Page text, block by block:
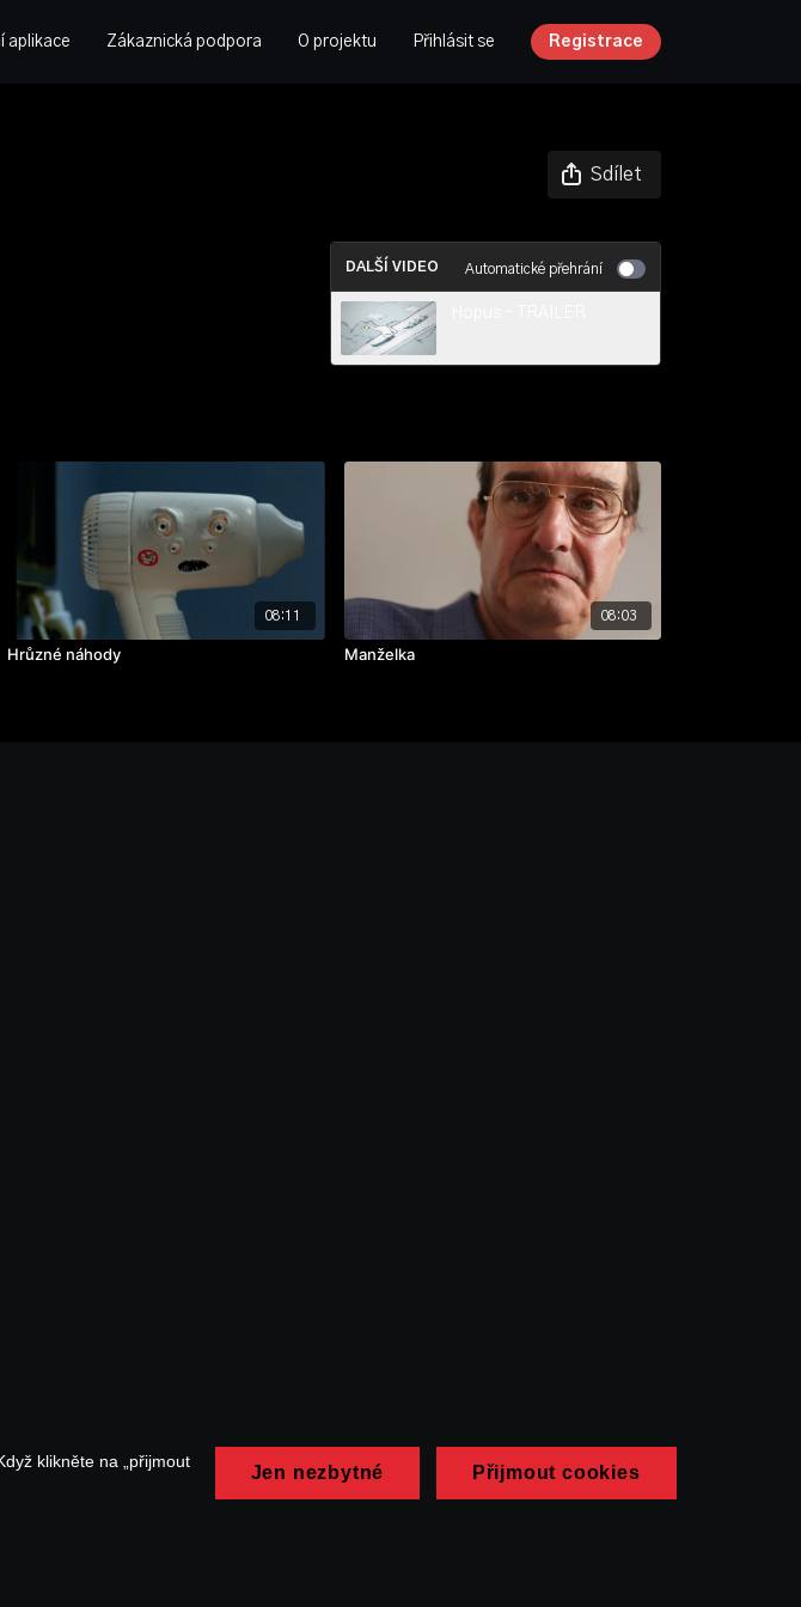
aplikace Zákaznická podpora O projektu Přihlásit se Registrace
Sdílet
DALŠÍ VIDEO Automatické přehrání
08:11
Hrůzné náhody
08:03
Manželka
klikněte na „přijmout
Jen nezbytné Přijmout cookies